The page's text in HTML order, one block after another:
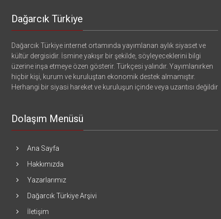
Dağarcık Türkiye
Dağarcık Türkiye internet ortamında yayımlanan aylık siyaset ve
kültür dergisidir. İsmine yakışır bir şekilde, söyleyeceklerini bilgi
üzerine inşa etmeye özen gösterir. Türkçesi yalındır. Yayımlanırken
hiçbir kişi, kurum ve kuruluştan ekonomik destek almamıştır.
Herhangi bir siyasi hareket ve kuruluşun içinde veya uzantısı değildir
Dolaşım Menüsü
Ana Sayfa
Hakkımızda
Yazarlarımız
Dağarcık Türkiye Arşivi
İletişim